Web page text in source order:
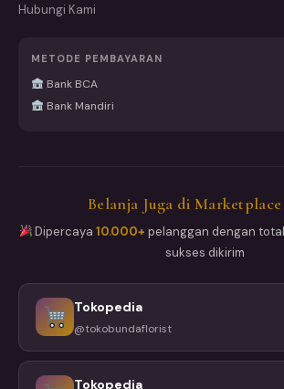
Hubungi Kami
METODE PEMBAYARAN
Bank BCA
Bank Mandiri
Belanja Juga di
Dipercaya10.000+ pelanggan dengan
sukses dikirim
Tokopedia
@tokobundaflorist
Tokopedia